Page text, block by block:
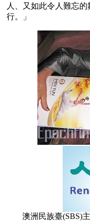
人、又如此令人難忘
行。」
澳洲民族臺(SBS)